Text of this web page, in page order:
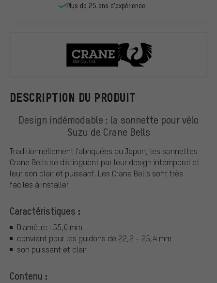
DESCRIPTION DU PRODUIT
Design indémodable : la sonnette pour vélo
Suzu de Crane Bells
Traditionnellement fabriquées au Japon, les sonnettes
Crane Bells se distinguent par leur design intemporel et
leur son clair et puissant. Les Crane Bells sont très
faciles à installer.
Caractéristiques :
Diamètre : 55,0 mm
convient pour les guidons de 22,2 - 25,4 mm
son puissant et clair
Contenu :
Plus de 25 ans d'expérience